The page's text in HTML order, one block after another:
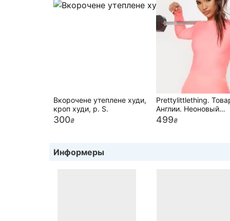
Вкорочене утеплене худи,
кроп худи, р. S.
300₴
Prettylittlething.
Англии. Неоновый
лонгслив в алом
499₴
Информеры